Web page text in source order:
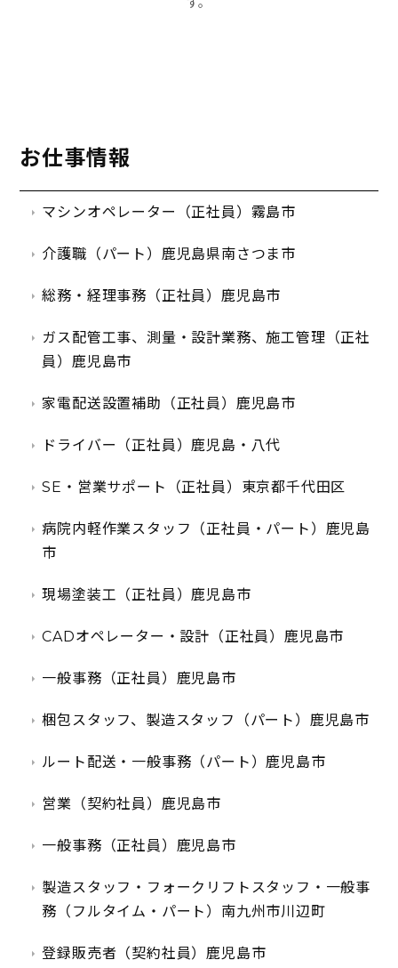
お仕事情報
マシンオペレーター（正社員）霧島市
介護職（パート）鹿児島県南さつま市
総務・経理事務（正社員）鹿児島市
ガス配管工事、測量・設計業務、施工管理（正社
員）鹿児島市
家電配送設置補助（正社員）鹿児島市
ドライバー（正社員）鹿児島・八代
SE・営業サポート（正社員）東京都千代田区
病院内軽作業スタッフ（正社員・パート）鹿児島
市
現場塗装工（正社員）鹿児島市
CADオペレーター・設計（正社員）鹿児島市
一般事務（正社員）鹿児島市
梱包スタッフ、製造スタッフ（パート）鹿児島市
ルート配送・一般事務（パート）鹿児島市
営業（契約社員）鹿児島市
一般事務（正社員）鹿児島市
製造スタッフ・フォークリフトスタッフ・一般事
務（フルタイム・パート）南九州市川辺町
登録販売者（契約社員）鹿児島市